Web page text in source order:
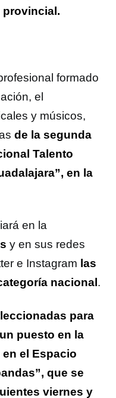
provincial.
formado
el
y músicos,
de la segunda
Talento
en la
en la
y en sus redes
e Instagram las
nacional .
para
puesto en la
el Espacio
que se
viernes y